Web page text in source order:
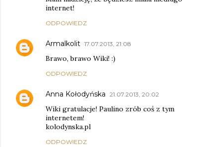
internet!
ODPOWIEDZ
Armalkolit 17.07.2013, 21:08
Brawo, brawo Wiki! :)
ODPOWIEDZ
Anna Kołodyńska 21.07.2013, 20:02
Wiki gratulacje! Paulino zrób coś z tym
internetem!
kolodynska.pl
ODPOWIEDZ